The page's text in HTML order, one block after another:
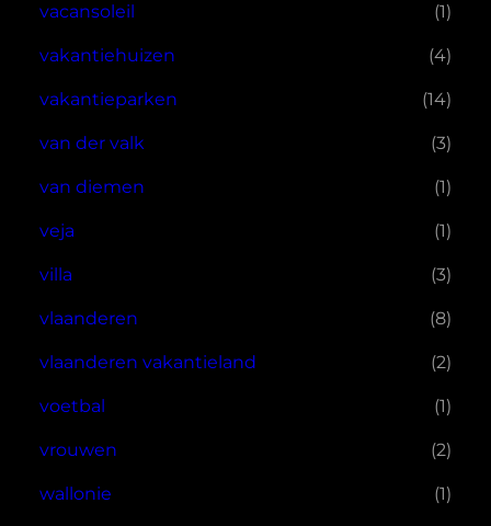
vacansoleil (1)
vakantiehuizen (4)
vakantieparken (14)
van der valk (3)
van diemen (1)
veja (1)
villa (3)
vlaanderen (8)
vlaanderen vakantieland (2)
voetbal (1)
vrouwen (2)
wallonie (1)